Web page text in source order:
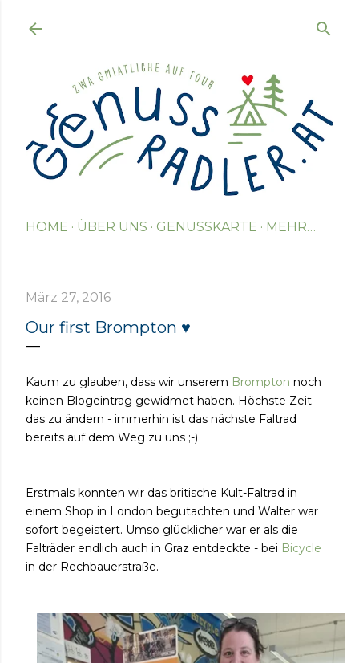
HOME ÜBER UNS GENUSSKARTE MEHR…
März 27, 2016
Our first Brompton ♥
Kaum zu glauben, dass wir unserem Brompton noch
keinen Blogeintrag gewidmet haben. Höchste Zeit
das zu ändern - immerhin ist das nächste Faltrad
bereits auf dem Weg zu uns ;-)
Erstmals konnten wir das britische Kult-Faltrad in
einem Shop in London begutachten und Walter war
sofort begeistert. Umso glücklicher war er als die
Falträder endlich auch in Graz entdeckte - bei Bicycle
in der Rechbauerstraße.